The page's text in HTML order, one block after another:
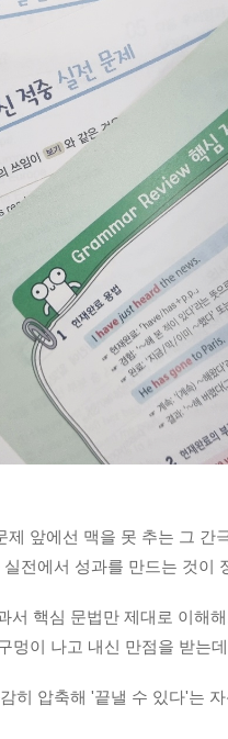
앞에선 맥을 못 추는 그 간
전에서 성과를 만드는 것이
서 핵심 문법만 제대로 이해
멍이 나고 내신 만점을 받는
히 압축해 '끝낼 수 있다'는